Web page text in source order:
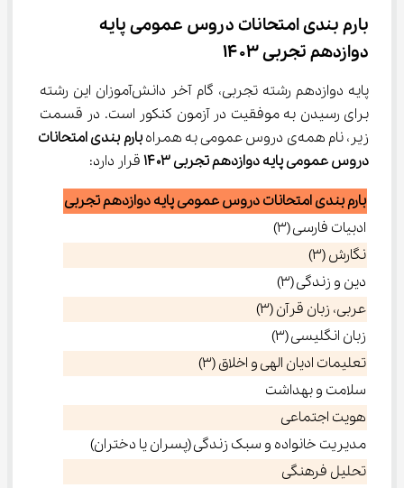
بارم بندی امتحانات دروس عمومی پایه
دوازدهم تجربی ۱۴۰۳
پایه دوازدهم رشته تجربی، گام آخر دانش‌آموزان این رشته
برای رسیدن به موفقیت در آزمون کنکور است. در قسمت
زیر، نام همه‌ی دروس عمومی به همراه
بارم بندی امتحانات
دروس عمومی پایه دوازدهم تجربی ۱۴۰۳ قرار دارد:
بارم بندی امتحانات دروس عمومی پایه دوازدهم تجربی
ادبیات فارسی (3)
نگارش (3)
دین و زندگی (3)
عربی، زبان قرآن (3)
زبان انگلیسی (3)
تعلیمات ادیان الهی و اخلاق (3)
سلامت و بهداشت
هویت اجتماعی
مدیریت خانواده و سبک زندگی (پسران یا دختران)
تحلیل فرهنگی